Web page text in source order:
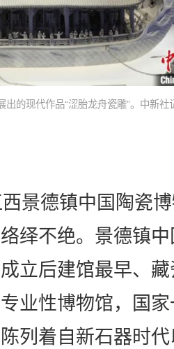
出的现代作品“涩胎龙舟瓷雕”。中新社
德镇中国陶瓷博
绎不绝。景德镇
立后建馆最早、
业性博物馆，国
列着自新石器时